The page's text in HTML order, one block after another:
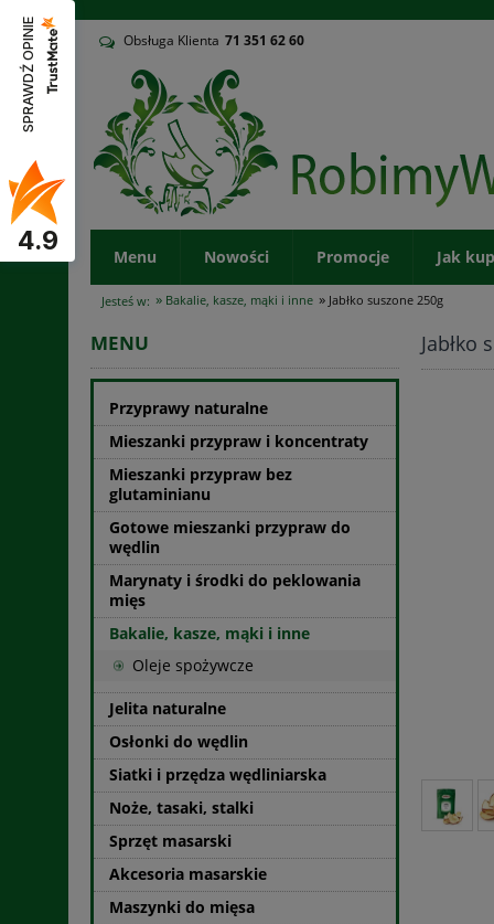
Obsługa Klienta 71 351 62 60
Menu Nowości Promocje Jak
Jesteś w: » Bakalie, kasze, mąki i inne » Jabłko suszone 250g
MENU
Przyprawy naturalne
Mieszanki przypraw i koncentraty
Mieszanki przypraw bez
glutaminianu
Gotowe mieszanki przypraw do
wędlin
Marynaty i środki do peklowania
mięs
Bakalie, kasze, mąki i inne
Oleje spożywcze
Jelita naturalne
Osłonki do wędlin
Siatki i przędza wędliniarska
Noże, tasaki, stalki
Sprzęt masarski
Akcesoria masarskie
Maszynki do mięsa
Jabłko
SPRAWDŹ OPINIE
4.9